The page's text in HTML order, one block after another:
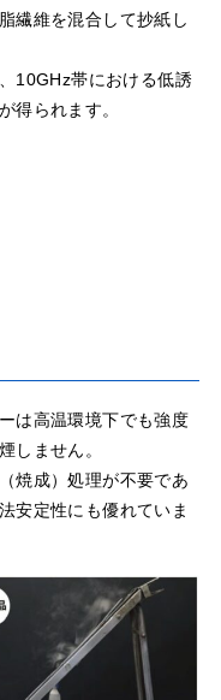
繊維を混合して抄紙し
10GHz帯における低誘
得られます。
は高温環境下でも強度
しません。
焼成）処理が不要であ
安定性にも優れていま